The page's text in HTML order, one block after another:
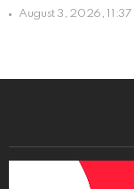
August 3, 2026, 11:37